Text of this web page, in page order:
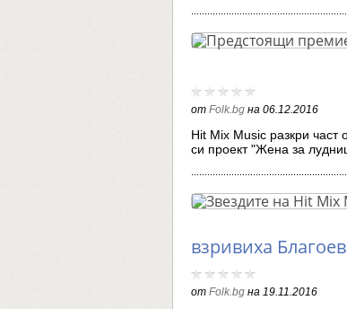
от Folk.bg на 06.12.2016
Hit Mix Music разкри
си проект "Жена за
взривиха
от Folk.bg на 19.11.2016